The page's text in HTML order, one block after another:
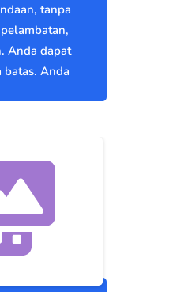
tanpa
Anda dapat
Anda